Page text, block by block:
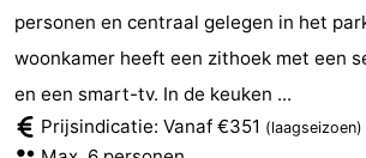
personen en centraal gelegen in het
woonkamer heeft een zithoek met een
en een smart-tv. In de keuken ...
Prijsindicatie: Vanaf €351 (laagseizoen)